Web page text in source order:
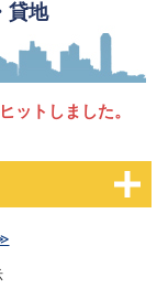
貸地
ットしました。